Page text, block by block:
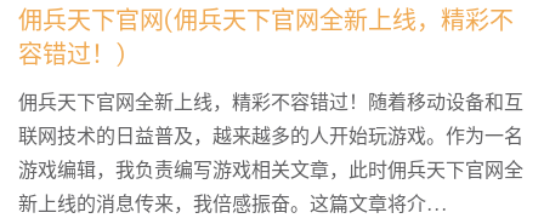
佣兵天下官网(佣兵天下官网全新上线，精彩不
容错过！)
佣兵天下官网全新上线，精彩不容错过！随着移动设备和互
联网技术的日益普及，越来越多的人开始玩游戏。作为一名
游戏编辑，我负责编写游戏相关文章，此时佣兵天下官网全
新上线的消息传来，我倍感振奋。这篇文章将介...